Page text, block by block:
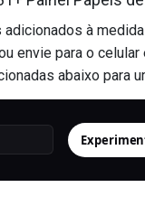
à
envie para o
abaixo para